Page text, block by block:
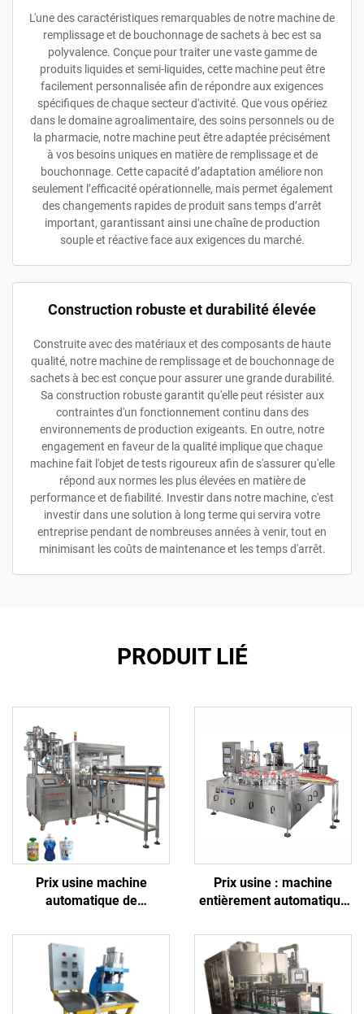
L'une des caractéristiques remarquables de notre machine de
remplissage et de bouchonnage de sachets à bec est sa
polyvalence. Conçue pour traiter une vaste gamme de
produits liquides et semi-liquides, cette machine peut être
facilement personnalisée afin de répondre aux exigences
spécifiques de chaque secteur d'activité. Que vous opériez
dans le domaine agroalimentaire, des soins personnels ou de
la pharmacie, notre machine peut être adaptée précisément
à vos besoins uniques en matière de remplissage et de
bouchonnage. Cette capacité d’adaptation améliore non
seulement l’efficacité opérationnelle, mais permet également
des changements rapides de produit sans temps d’arrêt
important, garantissant ainsi une chaîne de production
souple et réactive face aux exigences du marché.
Construction robuste et durabilité élevée
Construite avec des matériaux et des composants de haute
qualité, notre machine de remplissage et de bouchonnage de
sachets à bec est conçue pour assurer une grande durabilité.
Sa construction robuste garantit qu'elle peut résister aux
contraintes d'un fonctionnement continu dans des
environnements de production exigeants. En outre, notre
engagement en faveur de la qualité implique que chaque
machine fait l'objet de tests rigoureux afin de s'assurer qu'elle
répond aux normes les plus élevées en matière de
performance et de fiabilité. Investir dans notre machine, c'est
investir dans une solution à long terme qui servira votre
entreprise pendant de nombreuses années à venir, tout en
minimisant les coûts de maintenance et les temps d'arrêt.
PRODUIT LIÉ
Prix usine machine
automatique de
bouchage en poche souple
avec bec verseur pour
yaourt, mayonnaise, jus de
fruits, vinaigre et ketchup
Prix usine : machine
entièrement automatique
de becs verseurs,
commandée par automate
programmable (PLC),
destinée aux jus, denrées
alimentaires, boissons,